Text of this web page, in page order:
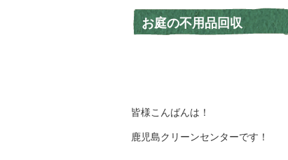
お庭の不用品回収
皆様こんばんは！
鹿児島クリーンセンターです！